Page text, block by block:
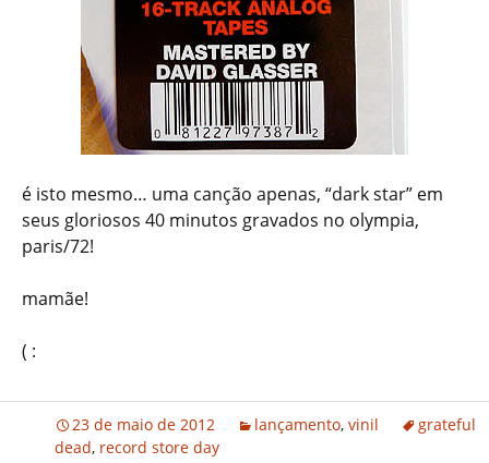
é isto mesmo… uma canção apenas, “dark star” em
seus gloriosos 40 minutos gravados no olympia,
paris/72!
mamãe!
( :
23 de maio de 2012 lançamento, vinil
grateful
dead, record store day